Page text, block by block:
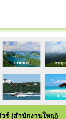
วร์ (สำนักงานใหญ่)